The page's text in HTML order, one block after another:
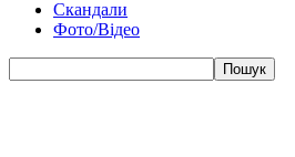
Скандали
Фото/Відео